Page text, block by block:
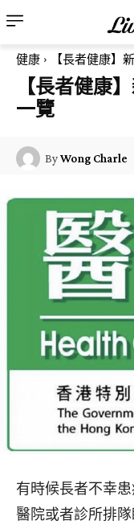
健康 【長者健康】
【長者健康
一覽
ByWong Charle
有時候長者不幸
醫院或者診所排